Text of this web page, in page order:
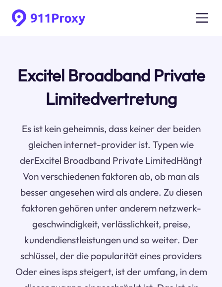
Excitel Broadband Private
Limitedvertretung
Es ist kein geheimnis, dass keiner der beiden
gleichen internet-provider ist. Typen wie
derExcitel Broadband Private LimitedHängt
Von verschiedenen faktoren ab, ob man als
besser angesehen wird als andere. Zu diesen
faktoren gehören unter anderem netzwerk-
geschwindigkeit, verlässlichkeit, preise,
kundendienstleistungen und so weiter. Der
schlüssel, der die popularität eines providers
Oder eines isps steigert, ist der umfang, in dem